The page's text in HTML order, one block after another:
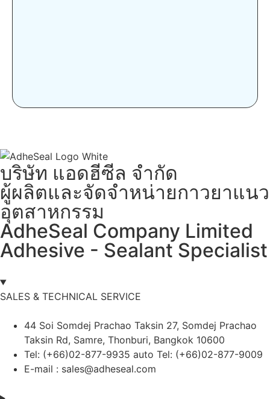
บริษัท แอดฮีซีล จำกัด
ผู้ผลิตและจัดจำหน่ายกาวยาแนว
อุตสาหกรรม
AdheSeal Company Limited
Adhesive - Sealant Specialist
SALES & TECHNICAL SERVICE
44 Soi Somdej Prachao Taksin 27, Somdej Prachao
Taksin Rd, Samre, Thonburi, Bangkok 10600
Tel: (+66)02-877-9935 auto Tel: (+66)02-877-9009
E-mail : sales@adheseal.com